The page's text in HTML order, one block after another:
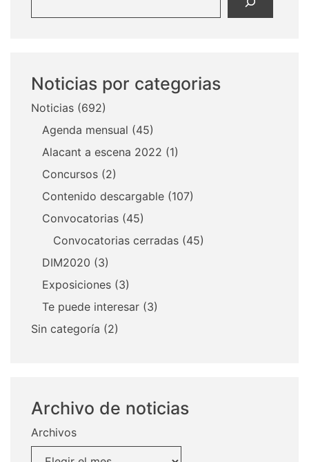
Noticias por categorias
Noticias (692)
Agenda mensual (45)
Alacant a escena 2022 (1)
Concursos (2)
Contenido descargable (107)
Convocatorias (45)
Convocatorias cerradas (45)
DIM2020 (3)
Exposiciones (3)
Te puede interesar (3)
Sin categoría (2)
Archivo de noticias
Archivos